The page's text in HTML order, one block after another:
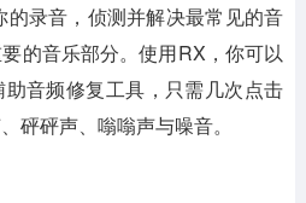
的录音，侦测并解决最常见的音
的音乐部分。使用RX，你可以
音频修复工具，只需几次点击
砰砰声、嗡嗡声与噪音。